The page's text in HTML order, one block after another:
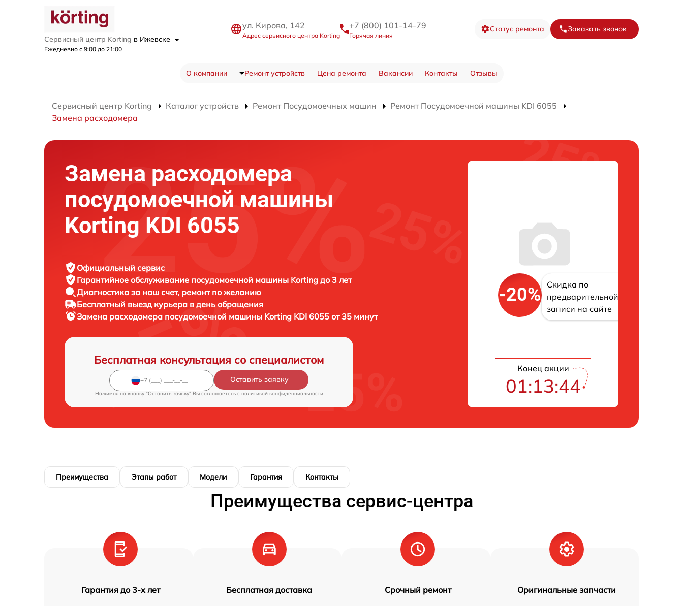
Сервисный центр Korting в Ижевске
Ежедневно с 9:00 до 21:00
ул. Кирова, 142
Адрес сервисного центра Korting
+7 (800) 101-14-79
Горячая линия
Статус ремонта Заказать звонок
О компании Ремонт устройств Цена ремонта Вакансии Контакты Отзывы
Сервисный центр Korting Каталог устройств Ремонт Посудомоечных машин
Ремонт Посудомоечной машины KDI 6055
Замена расходомера
Замена расходомера
посудомоечной машины
Korting KDI 6055
Официальный сервис
Гарантийное обслуживание посудомоечной машины Korting до 3 лет
Диагностика за наш счет, ремонт по желанию
Бесплатный выезд курьера в день обращения
Замена расходомера посудомоечной машины Korting KDI 6055 от 35 минут
Бесплатная консультация со специалистом
Оставить заявку
Нажимая на кнопку "Оставить заявку" Вы соглашаетесь c политикой конфиденциальности
-20%
Скидка по
предварительной
записи на сайте
Конец акции
01:13:43
Преимущества Этапы работ Модели Гарантия Контакты
Преимущества сервис-центра
Гарантия до 3-х лет Бесплатная доставка Срочный ремонт Оригинальные запчасти